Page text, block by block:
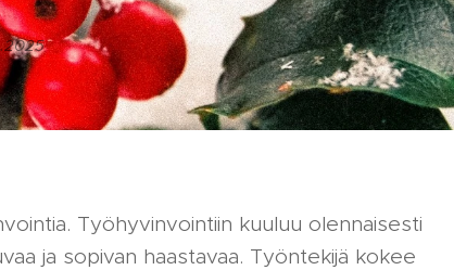
Työhyvinvointiin kuuluu olennaisesti
ja sopivan haastavaa. Työntekijä kokee